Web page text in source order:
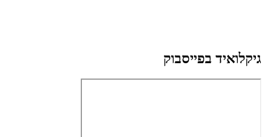
גיקלואיד בפייסבוק